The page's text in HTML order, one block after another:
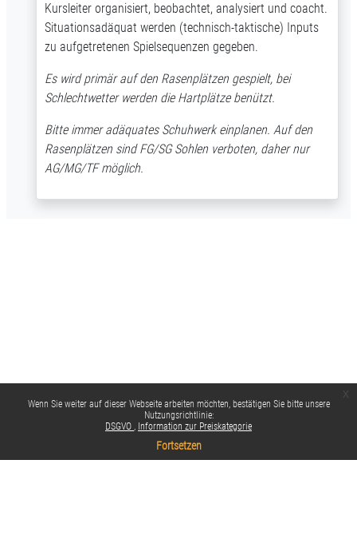
Wenn Sie weiter auf dieser Webseite arbeiten möchten, bestätigen Sie bitte unsere
Nutzungsrichtlinie:
DSGVO
Information zur Preiskategorie
Fortsetzen
Kursleiter organisiert, beobachtet, analysiert und coacht.
Situationsadäquat werden (technisch-taktische) Inputs
zu aufgetretenen Spielsequenzen gegeben.
Es wird primär auf den Rasenplätzen gespielt, bei
Schlechtwetter werden die Hartplätze benützt.
Bitte immer adäquates Schuhwerk einplanen. Auf den
Rasenplätzen sind FG/SG Sohlen verboten, daher nur
AG/MG/TF möglich.